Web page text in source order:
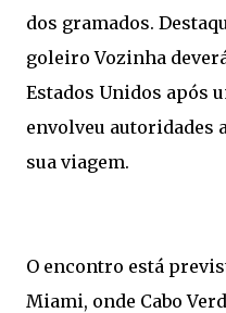
dos gramados.
goleiro Vozinha
Estados Unidos após
envolveu autoridades
sua viagem.
O encontro está
Miami, onde Cabo